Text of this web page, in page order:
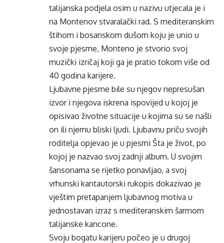
talijanska podjela osim u nazivu utjecala je i
na Montenov stvaralački rad. S mediteranskim
štihom i bosanskom dušom koju je unio u
svoje pjesme, Monteno je stvorio svoj
muzički izričaj koji ga je pratio tokom više od
40 godina karijere.
Ljubavne pjesme bile su njegov nepresušan
izvor i njegova iskrena ispovijed u kojoj je
opisivao životne situacije u kojima su se našli
on ili njemu bliski ljudi. Ljubavnu priču svojih
roditelja opjevao je u pjesmi Šta je život, po
kojoj je nazvao svoj zadnji album. U svojim
šansonama se rijetko ponavljao, a svoj
vrhunski kantautorski rukopis dokazivao je
vještim pretapanjem ljubavnog motiva u
jednostavan izraz s mediteranskim šarmom
talijanske kancone.
Svoju bogatu karijeru počeo je u drugoj